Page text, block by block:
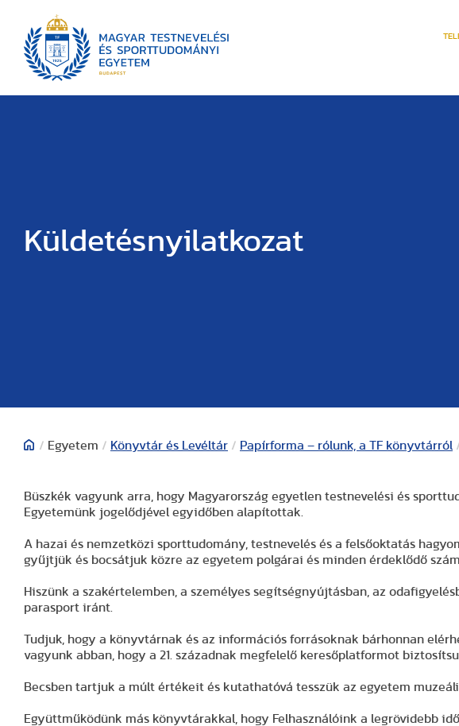
Küldetésnyilatkozat
/ Egyetem / Könyvtár és Levéltár / Papírforma – rólunk, a TF könyvtárról
Büszkék vagyunk arra, hogy Magyarország egyetlen testnevelési és
Egyetemünk jogelődjével egyidőben alapítottak.
A hazai és nemzetközi sporttudomány, testnevelés és a felsőoktatás
gyűjtjük és bocsátjuk közre az egyetem polgárai és minden érdeklődő
Hiszünk a szakértelemben, a személyes segítségnyújtásban, az
parasport iránt.
Tudjuk, hogy a könyvtárnak és az információs forrásoknak bárhonnan
vagyunk abban, hogy a 21. századnak megfelelő keresőplatformot
Becsben tartjuk a múlt értékeit és kutathatóvá tesszük az egyetem
Együttműködünk más könyvtárakkal, hogy Felhasználóink a legrövidebb